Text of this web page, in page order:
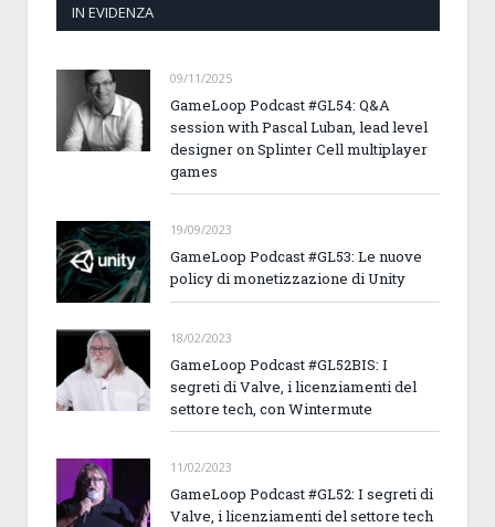
IN EVIDENZA
09/11/2025
GameLoop Podcast #GL54: Q&A
session with Pascal Luban, lead level
designer on Splinter Cell multiplayer
games
19/09/2023
GameLoop Podcast #GL53: Le nuove
policy di monetizzazione di Unity
18/02/2023
GameLoop Podcast #GL52BIS: I
segreti di Valve, i licenziamenti del
settore tech, con Wintermute
11/02/2023
GameLoop Podcast #GL52: I segreti di
Valve, i licenziamenti del settore tech